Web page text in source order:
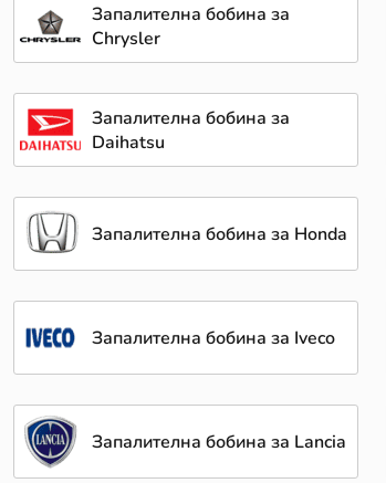
Запалителна бобина за
Chrysler
Запалителна бобина за
Daihatsu
Запалителна бобина за Honda
Запалителна бобина за Iveco
Запалителна бобина за Lancia